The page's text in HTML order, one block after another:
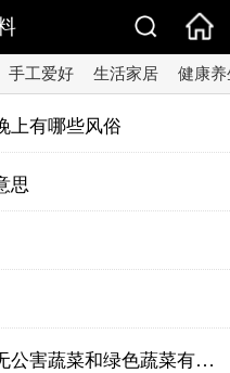
手工爱好 生活家居 健康养
上有哪些风俗
思
无公害蔬菜和绿色蔬菜的区别无公害蔬菜和绿色蔬菜有什么区别